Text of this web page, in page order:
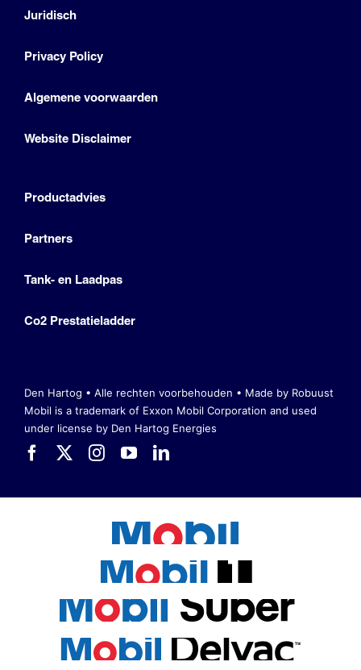
Juridisch
Privacy Policy
Algemene voorwaarden
Website Disclaimer
Productadvies
Partners
Tank- en Laadpas
Co2 Prestatieladder
Den Hartog • Alle rechten voorbehouden • Made by Robuust
Mobil is a trademark of Exxon Mobil Corporation and used
under license by Den Hartog Energies